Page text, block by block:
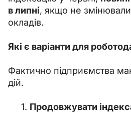
в липні, якщо не
окладів.
Які є варіанти для
Фактично підприємства
дій.
Продовжувати